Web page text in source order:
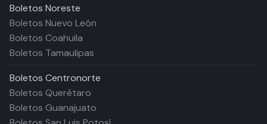
Boletos Noreste
Boletos Nuevo León
Boletos Coahuila
Boletos Tamaulipas
Boletos Centronorte
Boletos Querétaro
Boletos Guanajuato